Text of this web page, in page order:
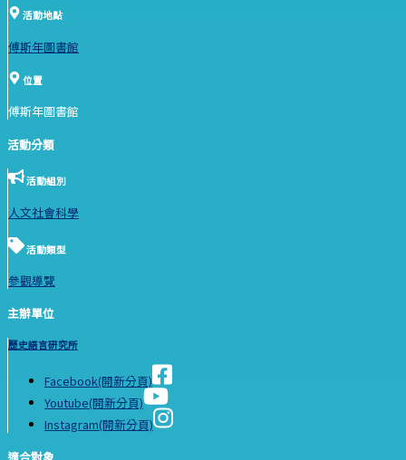
活動地點
傅斯年圖書館
位置
傅斯年圖書館
活動分類
活動組別
人文社會科學
活動類型
參觀導覽
主辦單位
歷史語言研究所
Facebook(開新分頁)
Youtube(開新分頁)
Instagram(開新分頁)